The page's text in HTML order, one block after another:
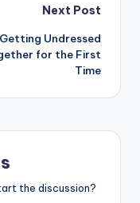
Next Post
Getting Undressed
for the First
Time
the discussion?